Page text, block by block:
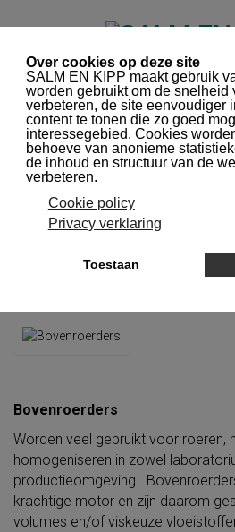
0
Home Laboratorium apparatuur
Bovenroerders
Worden veel gebruikt voor roeren,
homogeniseren in zowel
productieomgeving.
krachtige motor en zijn daarom
volumes en/of viskeuze